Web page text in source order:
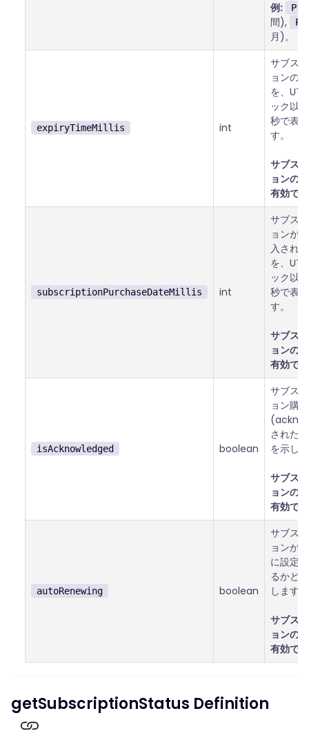
例: P1W
間),
月)。
expiryTimeMillis int
サブス
ョンの
を、
ック以
秒で表
す。
サブス
ョンの
有効で
subscriptionPurchaseDateMillis int
サブス
ョンが
入され
を、
ック以
秒で表
す。
サブス
ョンの
有効で
isAcknowledged boolean
サブス
ョン購
された
を示し
サブス
ョンの
有効で
autoRenewing boolean
サブス
ョンが
に設定
るかど
します。
サブス
ョンの
有効で
getSubscriptionStatus Definition